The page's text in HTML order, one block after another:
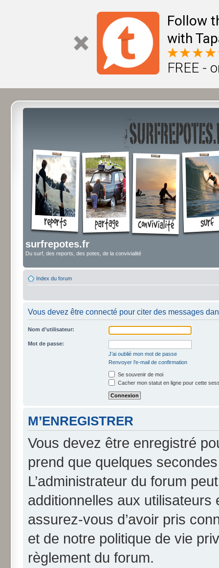
Follow
with
FREE -
surfrepotes.fr
Du surf, des reports, des potes, de la convivialité
Index du forum
Vous devez être connecté pour citer des messages
Nom d’utilisateur:
Mot de passe:
J’ai oublié mon mot de passe
Renvoyer l’e-mail de confirmation
Se souvenir de moi
Cacher mon statut en ligne pour cette
M’ENREGISTRER
Vous devez être enregistré
prend que quelques
L’administrateur du forum
additionnelles aux
assurez-vous d’avoir pris
et de notre politique de vie
règlement du forum.